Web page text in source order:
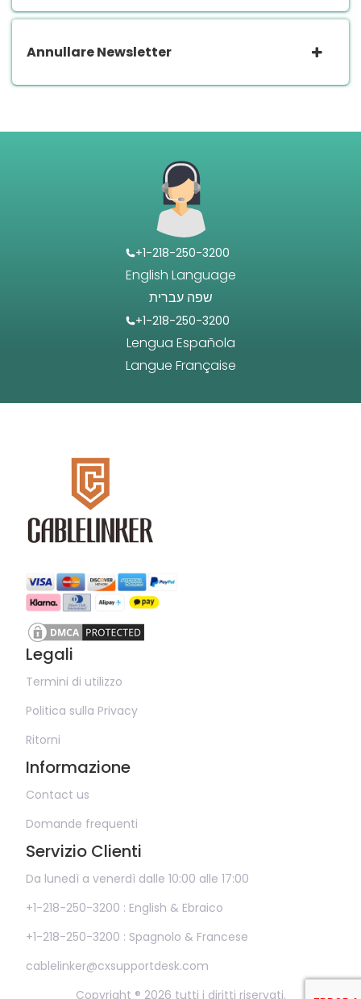
Annullare Newsletter
+1-218-250-3200
English Language
שפה עברית
+1-218-250-3200
Lengua Española
Langue Française
Legali
Termini di utilizzo
Politica sulla Privacy
Ritorni
Informazione
Contact us
Domande frequenti
Servizio Clienti
Da lunedì a venerdì dalle 10:00 alle 17:00
+1-218-250-3200 : English & Ebraico
+1-218-250-3200 : Spagnolo & Francese
cablelinker@cxsupportdesk.com
Copyright ® 2026 tutti i diritti riservati.